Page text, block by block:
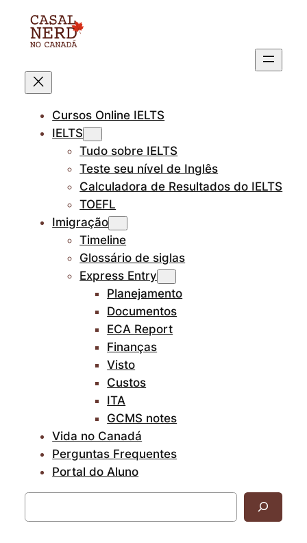
Cursos Online IELTS
IELTS
Tudo sobre IELTS
Teste seu nível de Inglês
Calculadora de Resultados do IELTS
TOEFL
Imigração
Timeline
Glossário de siglas
Express Entry
Planejamento
Documentos
ECA Report
Finanças
Visto
Custos
ITA
GCMS notes
Vida no Canadá
Perguntas Frequentes
Portal do Aluno
Pesquisar